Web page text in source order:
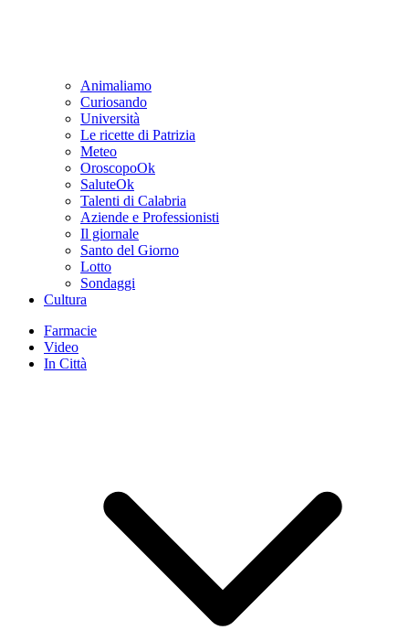
Animaliamo
Curiosando
Università
Le ricette di Patrizia
Meteo
OroscopoOk
SaluteOk
Talenti di Calabria
Aziende e Professionisti
Il giornale
Santo del Giorno
Lotto
Sondaggi
Cultura
Farmacie
Video
In Città